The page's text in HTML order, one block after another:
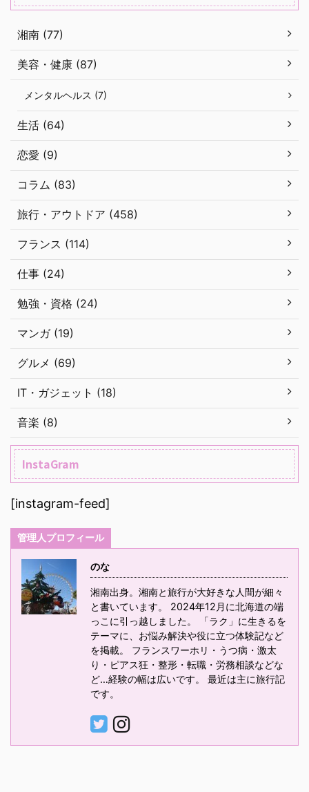
湘南 (77)
美容・健康 (87)
メンタルヘルス (7)
生活 (64)
恋愛 (9)
コラム (83)
旅行・アウトドア (458)
フランス (114)
仕事 (24)
勉強・資格 (24)
マンガ (19)
グルメ (69)
IT・ガジェット (18)
音楽 (8)
InstaGram
[instagram-feed]
管理人プロフィール
のな
湘南出身。湘南と旅行が大好きな人間が細々
と書いています。 2024年12月に北海道の端
っこに引っ越しました。 「ラク」に生きるを
テーマに、お悩み解決や役に立つ体験記など
を掲載。 フランスワーホリ・うつ病・激太
り・ピアス狂・整形・転職・労務相談などな
ど…経験の幅は広いです。 最近は主に旅行記
です。